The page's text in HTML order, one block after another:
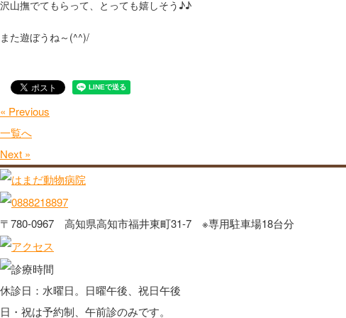
沢山撫でてもらって、とっても嬉しそう♪♪
また遊ぼうね～(^^)/
« Previous
一覧へ
Next »
〒780-0967 高知県高知市福井東町31-7 ※専用駐車場18台分
休診日：水曜日。日曜午後、祝日午後
日・祝は予約制、午前診のみです。